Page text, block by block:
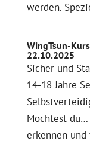
werden.
WingTsun-
22.10.2025
Sicher und
14-18 Jahre
Möchtest
erkennen und